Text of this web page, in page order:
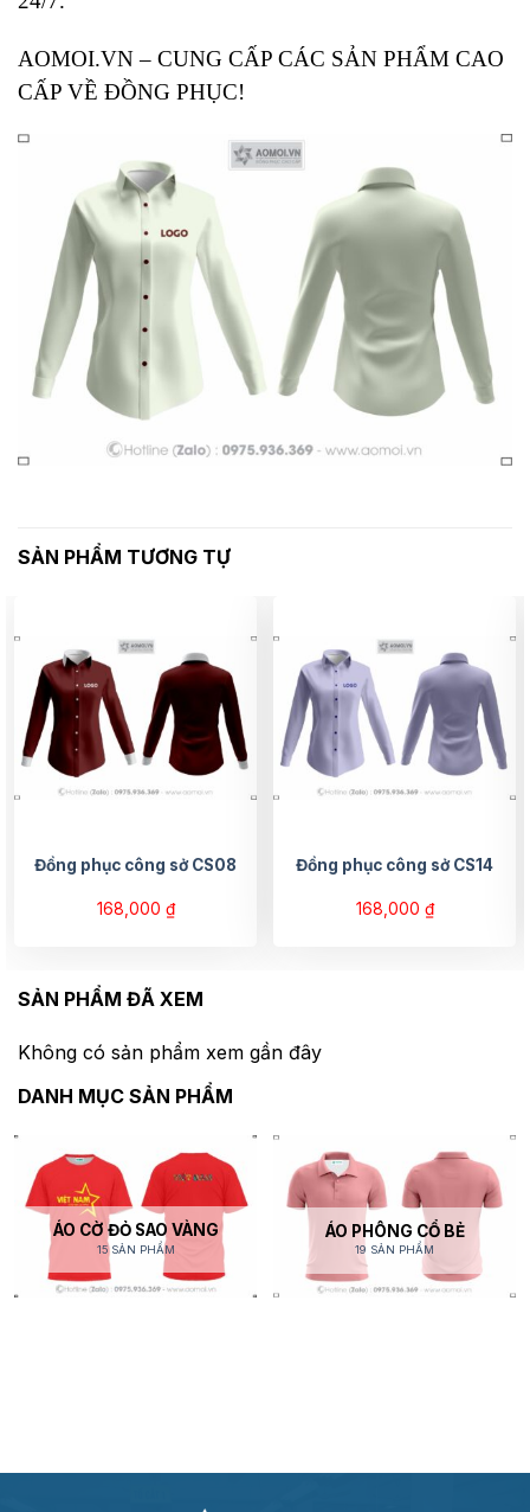
AOMOI.VN – CUNG CẤP CÁC SẢN PHẨM CAO
CẤP VỀ ĐỒNG PHỤC!
SẢN PHẨM TƯƠNG TỰ
Đồng phục công sở CS08
168,000 ₫
Đồng phục công sở CS14
168,000 ₫
SẢN PHẨM ĐÃ XEM
Không có sản phẩm xem gần đây
DANH MỤC SẢN PHẨM
ÁO CỜ ĐỎ SAO VÀNG
15 SẢN PHẨM
ÁO PHÔNG CỔ BẺ
19 SẢN PHẨM